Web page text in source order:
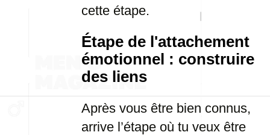
cette étape.
Étape de l'attachement
émotionnel : construire
des liens
Après vous être bien connus,
arrive l’étape où tu veux être